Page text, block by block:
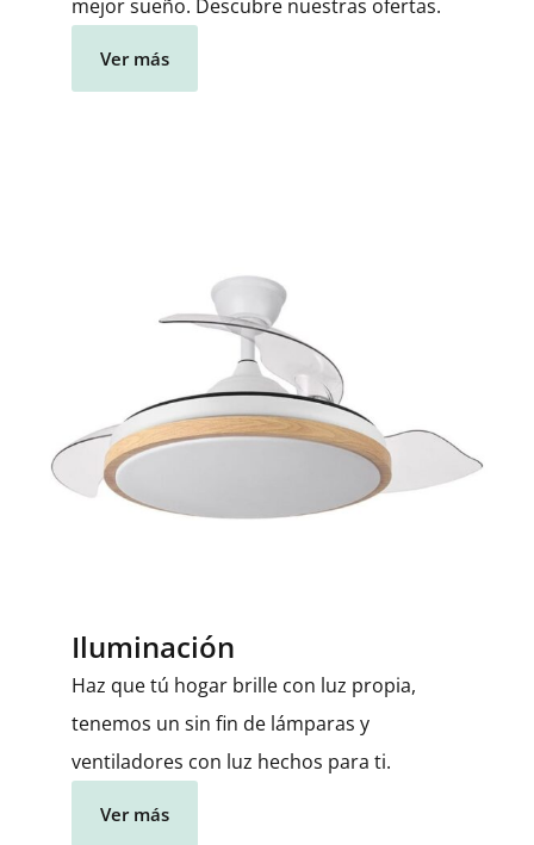
mejor sueño. Descubre nuestras ofertas.
Ver más
Iluminación
Haz que tú hogar brille con luz propia,
tenemos un sin fin de lámparas y
ventiladores con luz hechos para ti.
Ver más